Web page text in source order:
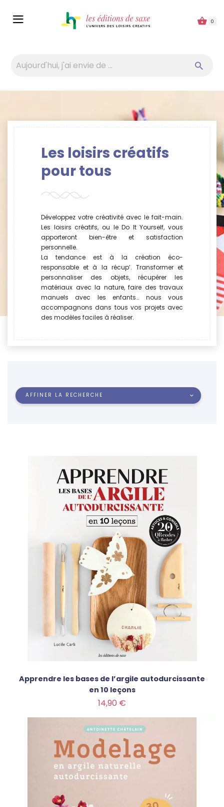
0
Les loisirs créatifs
pour tous
Développez votre créativité avec le fait-main.
Les loisirs créatifs, ou le Do It Yourself, vous
apporteront bien-être et satisfaction
personnelle.
La tendance est à la création éco-
responsable et à la récup’. Transformer et
personnaliser des objets, récupérer les
matériaux avec la nature, faire des travaux
manuels avec les enfants… nous vous
accompagnons dans tous vos projets avec
des modèles faciles à réaliser.
AFFINER LA RECHERCHE
Apprendre les bases de l’argile autodurcissante
en 10 leçons
14,90 €